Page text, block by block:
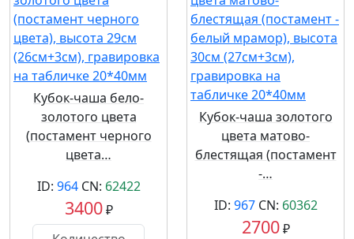
Кубок-чаша бело-
золотого цвета
(постамент черного
цвета…
ID: 964CN: 62422
3400₽
Кубок-чаша золотого
цвета матово-
блестящая (постамент
-…
ID: 967CN: 60362
2700₽